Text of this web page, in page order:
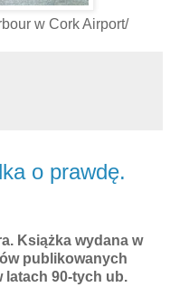
w Cork Airport/
o prawdę.
Książka wydana w
publikowanych
latach 90-tych ub.